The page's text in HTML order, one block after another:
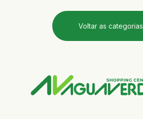
Voltar as categorias